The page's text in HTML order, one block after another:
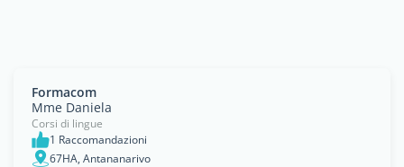
Formacom
Mme Daniela
Corsi di lingue
1 Raccomandazioni
67HA, Antananarivo